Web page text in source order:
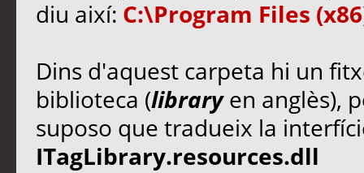
diu així: C:\Program Files
Dins d'aquest carpeta hi un
biblioteca (libraryen anglès),
suposo que tradueix la
ITagLibrary.resources.dll